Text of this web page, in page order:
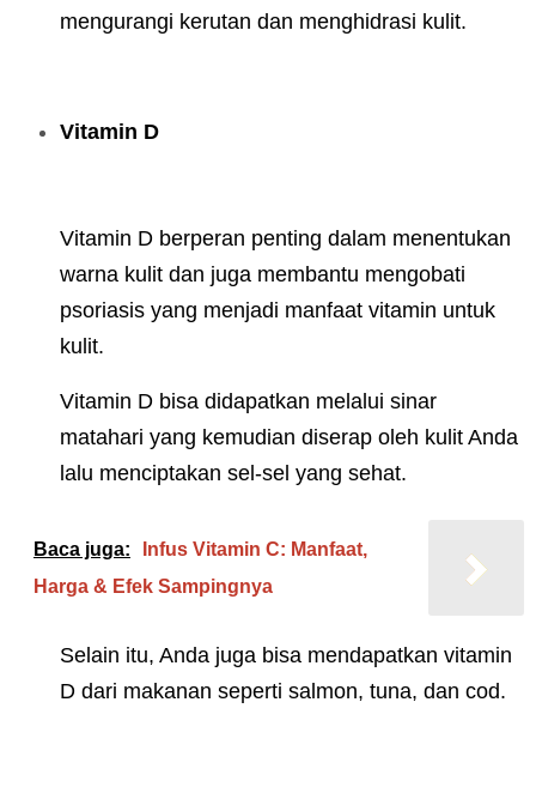
mengurangi kerutan dan menghidrasi kulit.
Vitamin D
Vitamin D berperan penting dalam menentukan
warna kulit dan juga membantu mengobati
psoriasis yang menjadi manfaat vitamin untuk
kulit.
Vitamin D bisa didapatkan melalui sinar
matahari yang kemudian diserap oleh kulit Anda
lalu menciptakan sel-sel yang sehat.
Baca juga:
Infus Vitamin C: Manfaat,
Harga & Efek Sampingnya
Selain itu, Anda juga bisa mendapatkan vitamin
D dari makanan seperti salmon, tuna, dan cod.